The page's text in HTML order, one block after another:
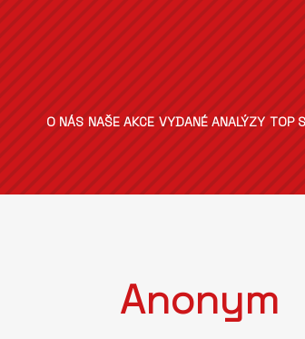
O NÁS NAŠE AKCE VYDANÉ ANALÝZY TOP
Anonym